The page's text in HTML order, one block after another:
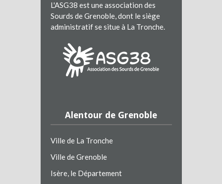
L'ASG38 est une association des
Sourds de Grenoble, dont le siège
administratif se situe à La Tronche.
Alentour de Grenoble
Ville de La Tronche
Ville de Grenoble
Isère, le Département